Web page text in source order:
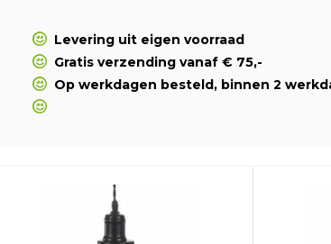
Levering uit eigen voorraad
Gratis verzending vanaf € 75,-
Op werkdagen besteld, binnen 2